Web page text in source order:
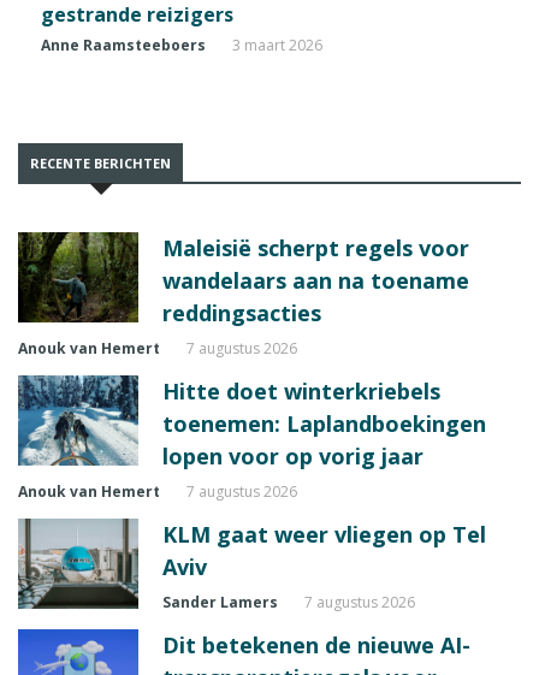
gestrande reizigers
Anne Raamsteeboers 3 maart 2026
RECENTE BERICHTEN
Maleisië scherpt regels voor
wandelaars aan na toename
reddingsacties
Anouk van Hemert 7 augustus 2026
Hitte doet winterkriebels
toenemen: Laplandboekingen
lopen voor op vorig jaar
Anouk van Hemert 7 augustus 2026
KLM gaat weer vliegen op Tel
Aviv
Sander Lamers 7 augustus 2026
Dit betekenen de nieuwe AI-